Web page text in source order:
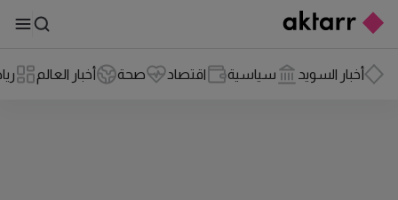
أخبار السويد سياسية اقتصاد صحة أخبار العالم